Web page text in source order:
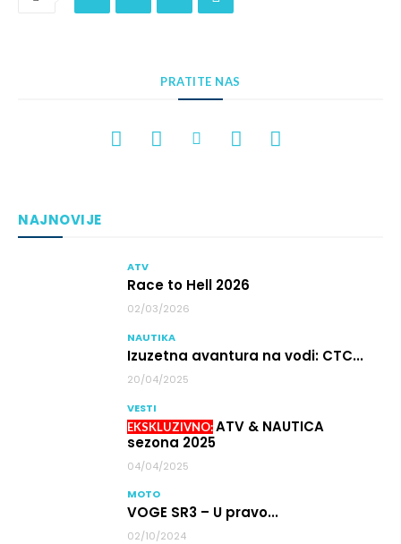
PRATITE NAS
NAJNOVIJE
ATV
Race to Hell 2026
02/03/2026
NAUTIKA
Izuzetna avantura na vodi: CTC...
20/04/2025
VESTI
ATV & NAUTICA
sezona 2025
04/04/2025
MOTO
VOGE SR3 – U pravo...
02/10/2024